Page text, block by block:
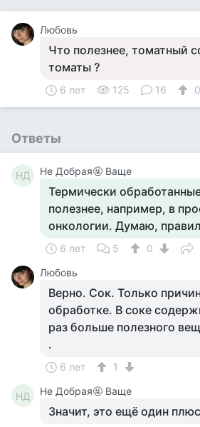
Любовь
Что полезнее, томатный
томаты ?
6 лет 125 16 0
Ответы
НД Не Добрая🤬 Ваще
Термически
полезнее, например, в
онкологии. Думаю,
6 лет 5
0
Любовь
Верно. Сок. Только
обработке. В соке
раз больше полезного
.
6 лет 1
НД Не Добрая🤬 Ваще
Значит, это ещё один